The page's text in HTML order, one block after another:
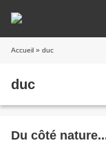
Accueil » duc
duc
Du côté